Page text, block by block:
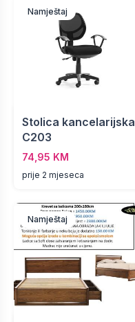
Namještaj
Stolica kancelarijska
C203
74,95 KM
prije 2 mjeseca
Namještaj